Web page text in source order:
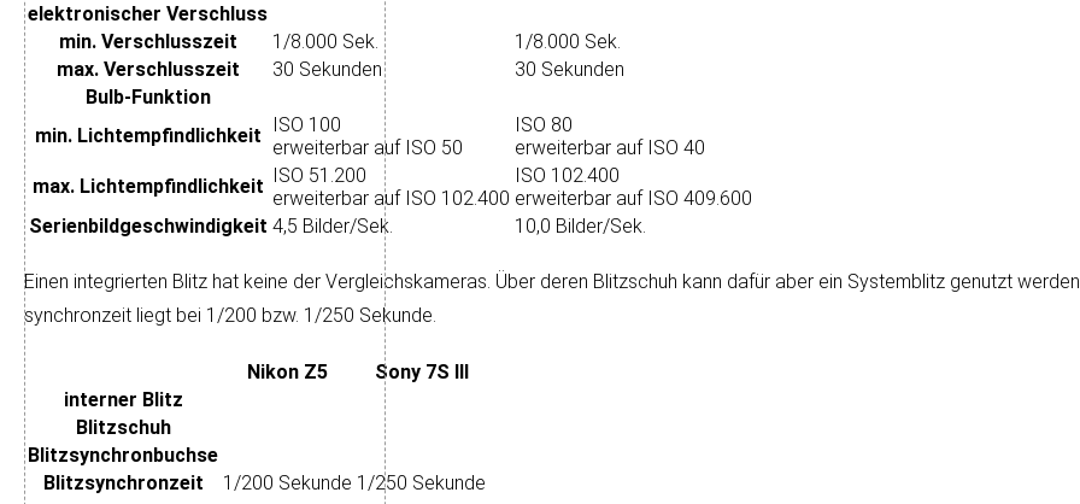
elektronischer Verschluss
min. Verschlusszeit
1/8.000 Sek.
1/8.000 Sek.
max. Verschlusszeit
30 Sekunden
30 Sekunden
Bulb-Funktion
min. Licht­empfindlichkeit
ISO 100
erweiterbar auf ISO 50
ISO 80
erweiterbar auf ISO 40
max. Licht­empfindlichkeit ISO 51.200
erweiterbar auf ISO 102.400
ISO 102.400
erweiterbar auf ISO 409.600
Serienbild­geschwindigkeit 4,5 Bilder/Sek. 10,0 Bilder/Sek.
Einen integrierten Blitz hat keine der Ver­gleichs­kameras. Über deren Blitz­schuh kann da­für aber ein Sys­tem­blitz ge­nutzt
syn­chron­zeit liegt bei 1/200 bzw. 1/250 Sekunde.
Nikon Z5
Sony 7S III
interner Blitz
Blitzschuh
Blitz­synchron­buchse
Blitz­synchronzeit
1/200 Sekunde 1/250 Sekunde